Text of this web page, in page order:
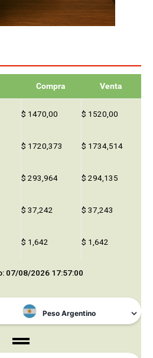
Compra Venta
$ 1470,00 $ 1520,00
$ 1720,373 $ 1734,514
$ 293,964 $ 294,135
$ 37,242 $ 37,243
$ 1,642 $ 1,642
07/08/2026 17:57:00